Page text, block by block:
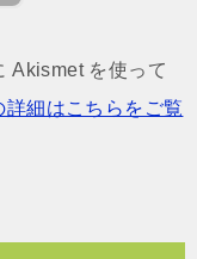
Akismet を使って
細はこちらをご覧